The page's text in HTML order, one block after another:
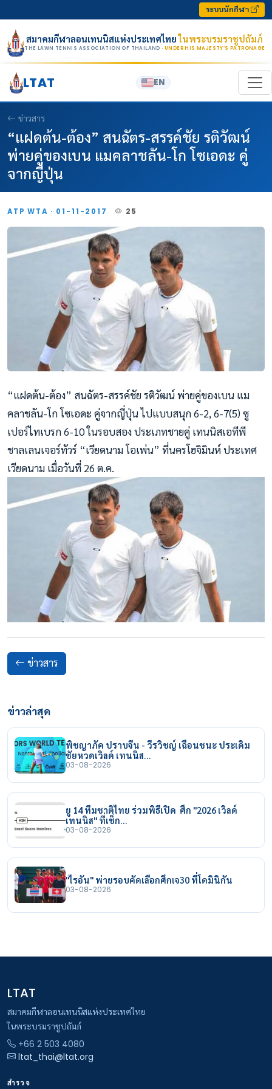
ระบบนักกีฬา
สมาคมกีฬาลอนเทนนิสแห่งประเทศไทยในพระบรมราชูปถัมภ์
THE LAWN TENNIS ASSOCIATION OF THAILAND · UNDER HIS MAJESTY’S PATRONAGE
LTAT EN
ข่าวสาร
“แฝดต้น-ต้อง” สนฉัตร-สรรค์ชัย รติวัฒน์
พ่ายคู่ของเบน แมคลาชลัน-โก โซเอดะ คู่
จากญี่ปุ่น
ATP WTA · 01-11-2017 25
“แฝดต้น-ต้อง” สนฉัตร-สรรค์ชัย รติวัฒน์ พ่ายคู่ของเบน แม
คลาชลัน-โก โซเอดะ คู่จากญี่ปุ่น ไปแบบสนุก 6-2, 6-7(5) ซู
เปอร์ไทเบรก 6-10 ในรอบสอง ประเภทชายคู่ เทนนิสเอทีพี
ชาลเลนเจอร์ทัวร์ “เวียดนาม โอเพ่น” ที่นครโฮจิมินห์ ประเทศ
เวียดนาม เมื่อวันที่ 26 ต.ค.
ข่าวสาร
ข่าวล่าสุด
พิชญาภัค ปราบจีน - วีรวิชญ์ เฉือนชนะ ประเดิม
ชัยหวดเวิลด์ เทนนิส…
03-08-2026
ยู 14 ทีมชาติไทย ร่วมพิธีเปิด ศึก "2026 เวิลด์
เทนนิส" ที่เช็ก…
03-08-2026
"ไรอัน" พ่ายรอบคัดเลือกศึกเจ30 ที่โดมินิกัน
03-08-2026
LTAT
สมาคมกีฬาลอนเทนนิสแห่งประเทศไทย
ในพระบรมราชูปถัมภ์
+66 2 503 4080
ltat_thai@ltat.org
สำรวจ